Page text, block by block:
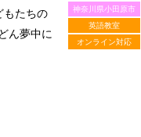
神奈川県小田原市
英語教室
オンライン対応
もたちの
ん夢中に